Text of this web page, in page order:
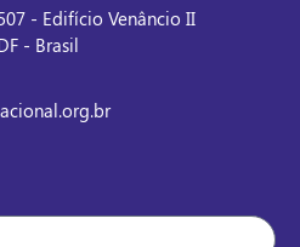
- Edifício Venâncio II
- Brasil